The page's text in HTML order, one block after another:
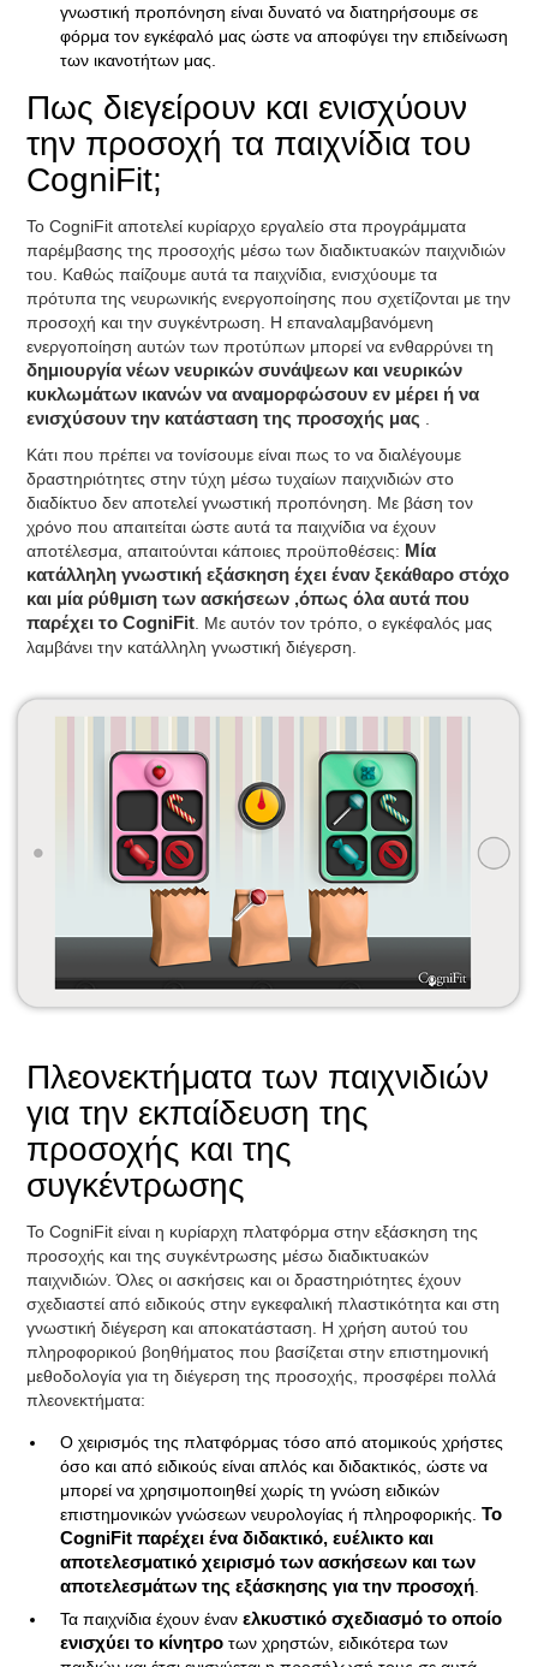
γνωστική προπόνηση είναι δυνατό να διατηρήσουμε σε
φόρμα τον εγκέφαλό μας ώστε να αποφύγει την επιδείνωση
των ικανοτήτων μας.
Πως διεγείρουν και ενισχύουν
την προσοχή τα παιχνίδια του
CogniFit;
Το CogniFit αποτελεί κυρίαρχο εργαλείο στα προγράμματα
παρέμβασης της προσοχής μέσω των διαδικτυακών παιχνιδιών
του. Καθώς παίζουμε αυτά τα παιχνίδια, ενισχύουμε τα
πρότυπα της νευρωνικής ενεργοποίησης που σχετίζονται με την
προσοχή και την συγκέντρωση. Η επαναλαμβανόμενη
ενεργοποίηση αυτών των προτύπων μπορεί να ενθαρρύνει τη
δημιουργία νέων νευρικών συνάψεων και νευρικών
κυκλωμάτων ικανών να αναμορφώσουν εν μέρει ή να
ενισχύσουν την κατάσταση της προσοχής μας .
Κάτι που πρέπει να τονίσουμε είναι πως το να διαλέγουμε
δραστηριότητες στην τύχη μέσω τυχαίων παιχνιδιών στο
διαδίκτυο δεν αποτελεί γνωστική προπόνηση. Με βάση τον
χρόνο που απαιτείται ώστε αυτά τα παιχνίδια να έχουν
αποτέλεσμα, απαιτούνται κάποιες προϋποθέσεις: Μία
κατάλληλη γνωστική εξάσκηση έχει έναν ξεκάθαρο στόχο
και μία ρύθμιση των ασκήσεων ,όπως όλα αυτά που
παρέχει το CogniFit. Με αυτόν τον τρόπο, ο εγκέφαλός μας
λαμβάνει την κατάλληλη γνωστική διέγερση.
Πλεονεκτήματα των παιχνιδιών
για την εκπαίδευση της
προσοχής και της
συγκέντρωσης
Το CogniFit είναι η κυρίαρχη πλατφόρμα στην εξάσκηση της
προσοχής και της συγκέντρωσης μέσω διαδικτυακών
παιχνιδιών. Όλες οι ασκήσεις και οι δραστηριότητες έχουν
σχεδιαστεί από ειδικούς στην εγκεφαλική πλαστικότητα και στη
γνωστική διέγερση και αποκατάσταση. Η χρήση αυτού του
πληροφορικού βοηθήματος που βασίζεται στην επιστημονική
μεθοδολογία για τη διέγερση της προσοχής, προσφέρει πολλά
πλεονεκτήματα:
Ο χειρισμός της πλατφόρμας τόσο από ατομικούς χρήστες
όσο και από ειδικούς είναι απλός και διδακτικός, ώστε να
μπορεί να χρησιμοποιηθεί χωρίς τη γνώση ειδικών
επιστημονικών γνώσεων νευρολογίας ή πληροφορικής.Το
CogniFit παρέχει ένα διδακτικό, ευέλικτο και
αποτελεσματικό χειρισμό των ασκήσεων και των
αποτελεσμάτων της εξάσκησης για την προσοχή
Τα παιχνίδια έχουν ένανελκυστικό σχεδιασμό το οποίο
ενισχύει το κίνητρο των χρηστών, ειδικότερα των